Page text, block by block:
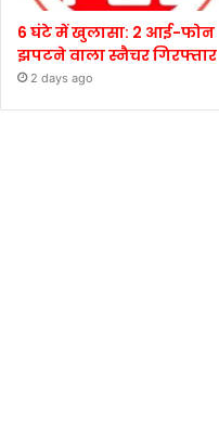
6 घंटे में खुलासा: 2 आई-फोन
झपटने वाला स्नैचर गिरफ्तार
2 days ago